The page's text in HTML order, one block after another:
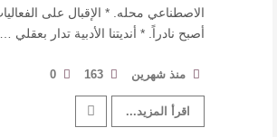
الاصطناعي محله. * الإقبال على
أصبح نادراً. * أنديتنا الأدبية تدار بعقلي …
منذ شهرين 163
0
اقرأ المزيد...